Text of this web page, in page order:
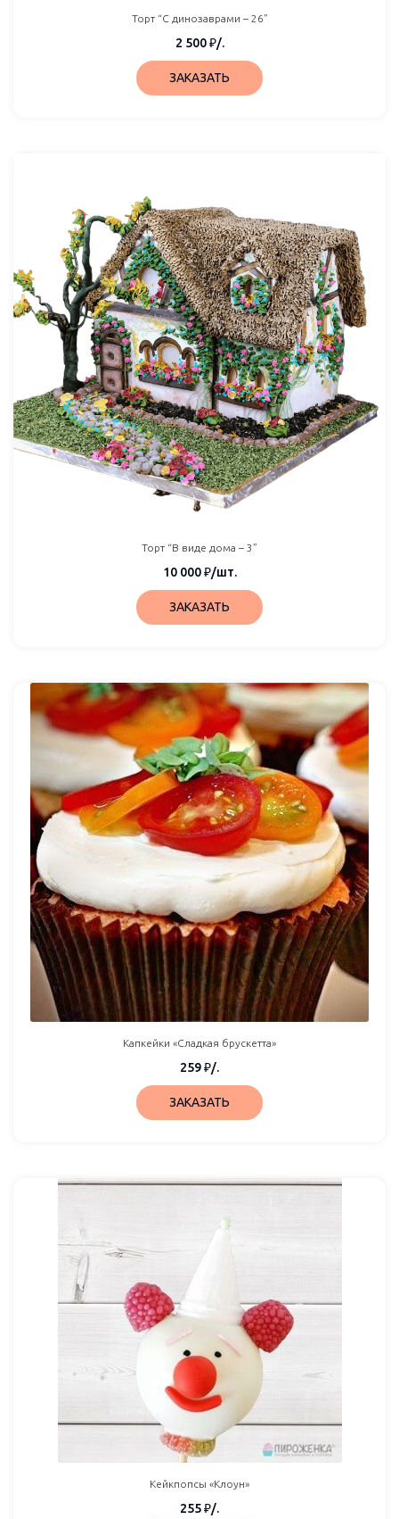
Торт “С динозаврами – 26”
2 500₽/.
ЗАКАЗАТЬ
Торт “В виде дома – 3”
10 000₽/шт.
ЗАКАЗАТЬ
Капкейки «Сладкая брускетта»
259₽/.
ЗАКАЗАТЬ
Кейкпопсы «Клоун»
255₽/.